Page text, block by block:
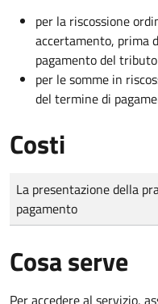
per la riscossione
accertamento, prima
pagamento del tributo
per le somme in
del termine di
Costi
Tipo di pagamento
Importo
La presentazione della
pagamento
Cosa serve